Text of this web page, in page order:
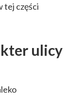
tej części
ulicy